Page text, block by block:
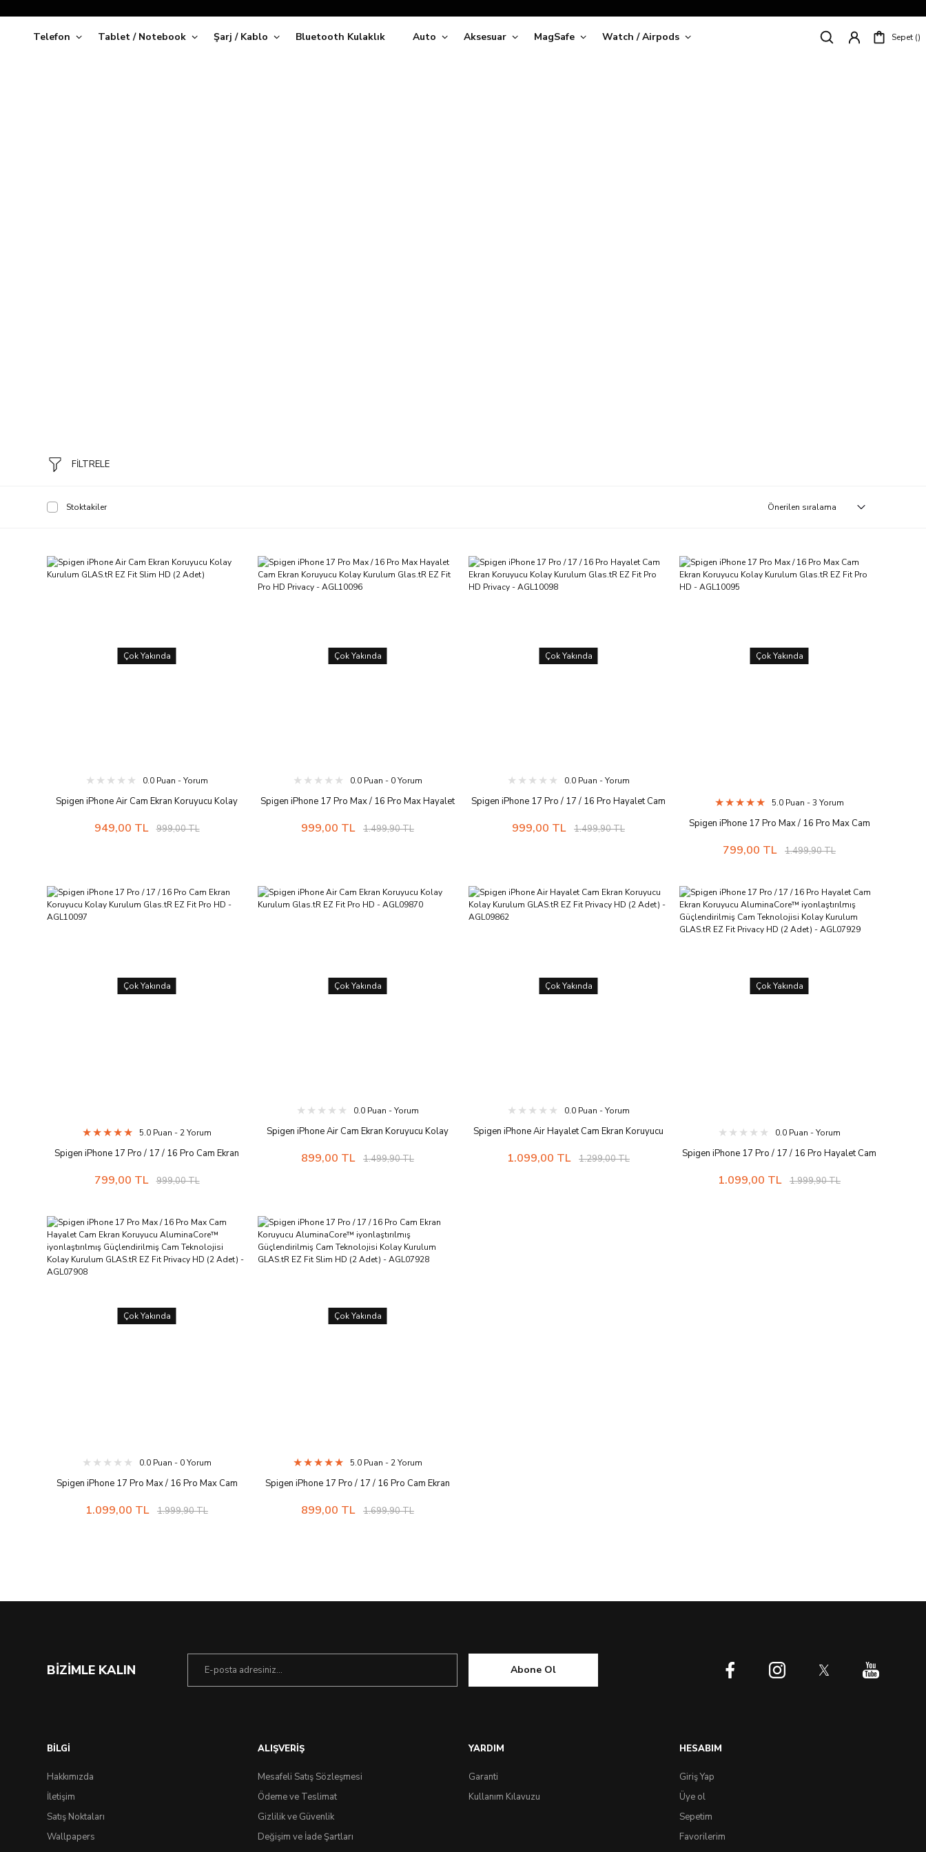
Siparişleriniz
5 İş Günü İçerisinde Kargoda!
Kapıda Ödeme Kolaylığı, Kredi Kartı ile Taksitli Hızlı ve Güvenli Alışveriş!
Telefon Tablet / Notebook Şarj / Kablo Bluetooth Kulaklık Auto Aksesuar MagSafe Watch / Airpods Sepet
FİLTRELE
Stoktakiler
Çok Yakında
0.0 Puan - Yorum
Spigen iPhone Air Cam Ekran Koruyucu Kolay
949,00 TL 999,00 TL
Çok Yakında
0.0 Puan - 0 Yorum
Spigen iPhone 17 Pro Max / 16 Pro Max Hayalet
Fit Pro HD Privacy - AGL10096
999,00 TL 1.499,90 TL
Çok Yakında
0.0 Puan - Yorum
Spigen iPhone 17 Pro / 17 / 16 Pro Hayalet Cam
HD Privacy - AGL10098
999,00 TL 1.499,90 TL
Çok Yakında
5.0 Puan - 3 Yorum
Spigen iPhone 17 Pro Max / 16 Pro Max Cam
HD - AGL10095
799,00 TL 1.499,90 TL
Çok Yakında
5.0 Puan - 2 Yorum
Spigen iPhone 17 Pro / 17 / 16 Pro Cam Ekran
AGL10097
799,00 TL 999,00 TL
Çok Yakında
0.0 Puan - Yorum
Spigen iPhone Air Cam Ekran Koruyucu Kolay
899,00 TL 1.499,90 TL
Çok Yakında
0.0 Puan - Yorum
Spigen iPhone Air Hayalet Cam Ekran Koruyucu
Adet) - AGL09862
1.099,00 TL 1.299,00 TL
Çok Yakında
0.0 Puan - Yorum
Spigen iPhone 17 Pro / 17 / 16 Pro Hayalet Cam
Güçlendirilmiş Cam Teknolojisi Kolay Kurulum
1.099,00 TL 1.999,90 TL
Çok Yakında
0.0 Puan - 0 Yorum
Spigen iPhone 17 Pro Max / 16 Pro Max Cam
iyonlaştırılmış Güçlendirilmiş Cam Teknolojisi
1.099,00 TL 1.999,90 TL
Çok Yakında
5.0 Puan - 2 Yorum
Spigen iPhone 17 Pro / 17 / 16 Pro Cam Ekran
Güçlendirilmiş Cam Teknolojisi Kolay Kurulum
899,00 TL 1.699,90 TL
BİZİMLE KALIN Abone Ol
BİLGİ
Hakkımızda
İletişim
Satış Noktaları
Wallpapers
ALIŞVERİŞ
Mesafeli Satış Sözleşmesi
Ödeme ve Teslimat
Gizlilik ve Güvenlik
Değişim ve İade Şartları
YARDIM
Garanti
Kullanım Kılavuzu
HESABIM
Giriş Yap
Üye ol
Sepetim
Favorilerim